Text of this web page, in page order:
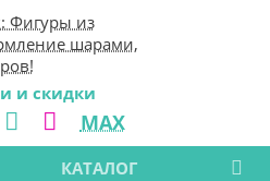
и скидки
MAX
КАТАЛОГ